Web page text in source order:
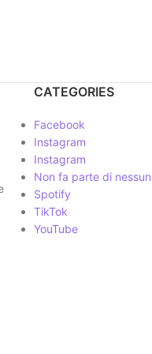
CATEGORIES
Facebook
Instagram
Instagram
Non fa parte di
Spotify
TikTok
YouTube